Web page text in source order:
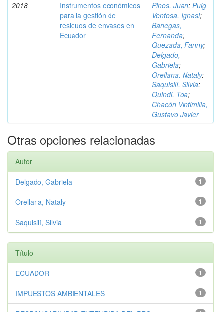
2018
Instrumentos económicos
para la gestión de
residuos de envases en
Ecuador
Pinos, Juan; Puig
Ventosa, Ignasi;
Banegas,
Fernanda;
Quezada, Fanny;
Delgado,
Gabriela;
Orellana, Nataly;
Saquisilí, Silvia;
Quindi, Toa;
Chacón Vintimilla,
Gustavo Javier
Otras opciones relacionadas
Autor
1
Delgado, Gabriela
1
Orellana, Nataly
1
Saquisilí, Silvia
Título
1
ECUADOR
1
IMPUESTOS AMBIENTALES